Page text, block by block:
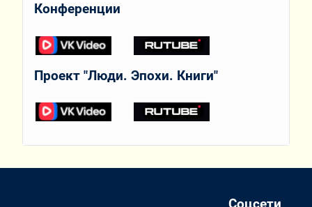
Конференции
Проект "Люди. Эпохи. Книги"